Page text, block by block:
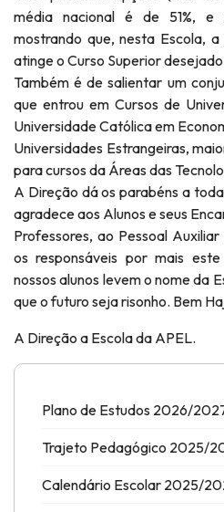
média nacional é de 51%, e
mostrando que, nesta Escola,
atinge o Curso Superior
Também é de salientar um
que entrou em Cursos de
Universidade Católica em
Universidades Estrangeiras,
para cursos da Áreas das
A Direção dá os parabéns a
agradece aos Alunos e seus
Professores, ao Pessoal
os responsáveis por mais
nossos alunos levem o nome da
que o futuro seja risonho. Bem
A Direção a Escola da APEL.
Plano de Estudos 2026/
Trajeto Pedagógico 2025/
Calendário Escolar 2025/